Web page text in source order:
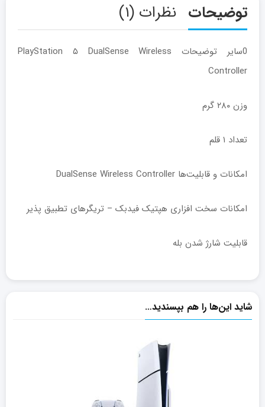
توضیحات نظرات (۱)
0سایر توضیحات PlayStation ۵ DualSense Wireless
Controller
وزن ۲۸۰ گرم
تعداد ۱ قلم
امکانات و قابلیت‌ها DualSense Wireless Controller
امکانات سخت افزاری هپتیک فیدبک – تریگرهای تطبیق پذیر
قابلیت شارژ شدن بله
شاید این‌ها را هم بپسندید…